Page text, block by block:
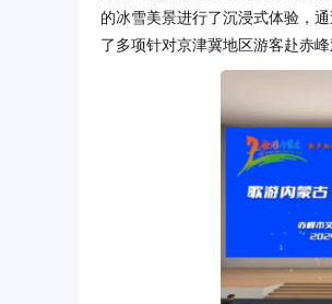
的冰雪美景进行了沉浸式体验，
了多项针对京津冀地区游客赴赤